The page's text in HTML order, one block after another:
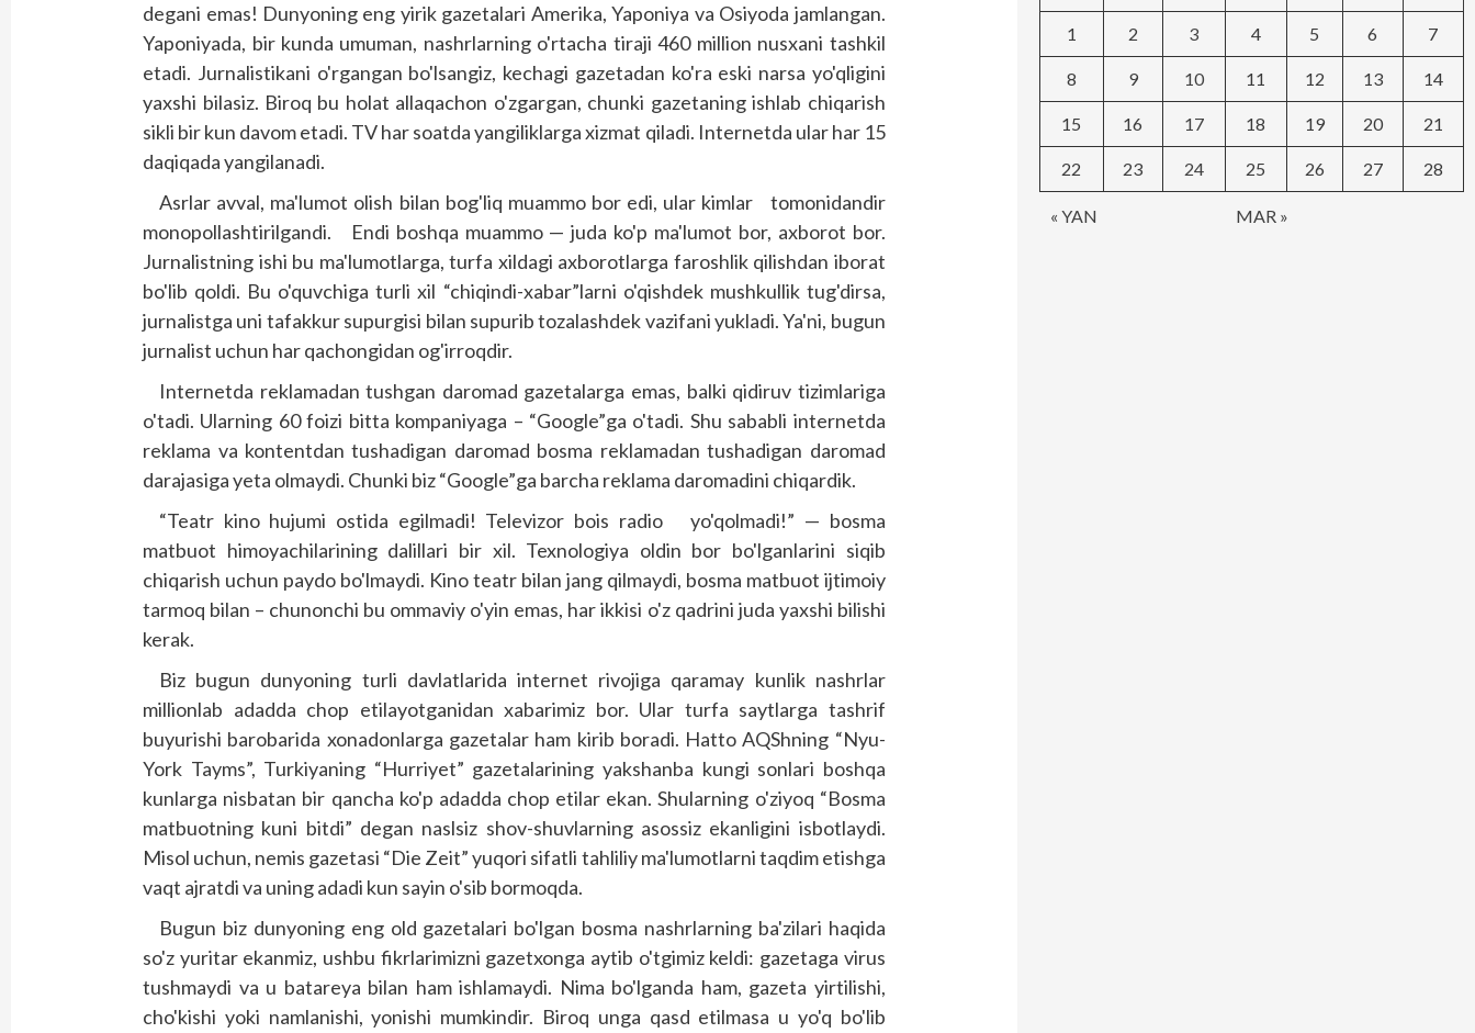
degani emas! Dunyoning eng yirik gazetalari Amerika, Yaponiya va Osiyoda jamlangan.
Yaponiyada, bir kunda umuman, nashrlarning o'rtacha tiraji 460 million nusxani tashkil
etadi. Jurnalistikani o'rgangan bo'lsangiz, kechagi gazetadan ko'ra eski narsa yo'qligini
yaxshi bilasiz. Biroq bu holat allaqachon o'zgargan, chunki gazetaning ishlab chiqarish
sikli bir kun davom etadi. TV har soatda yangiliklarga xizmat qiladi. Internetda ular har 15
daqiqada yangilanadi.
Asrlar avval, ma'lumot olish bilan bog'liq muammo bor edi, ular kimlar tomonidandir
monopollashtirilgandi. Endi boshqa muammo — juda ko'p ma'lumot bor, axborot bor.
Jurnalistning ishi bu ma'lumotlarga, turfa xildagi axborotlarga faroshlik qilishdan iborat
bo'lib qoldi. Bu o'quvchiga turli xil “chiqindi-xabar”larni o'qishdek mushkullik tug'dirsa,
jurnalistga uni tafakkur supurgisi bilan supurib tozalashdek vazifani yukladi. Ya'ni, bugun
jurnalist uchun har qachongidan og'irroqdir.
Internetda reklamadan tushgan daromad gazetalarga emas, balki qidiruv tizimlariga
o'tadi. Ularning 60 foizi bitta kompaniyaga – “Google”ga o'tadi. Shu sababli internetda
reklama va kontentdan tushadigan daromad bosma reklamadan tushadigan daromad
darajasiga yeta olmaydi. Chunki biz “Google”ga barcha reklama daromadini chiqardik.
“Teatr kino hujumi ostida egilmadi! Televizor bois radio yo'qolmadi!” — bosma
matbuot himoyachilarining dalillari bir xil. Texnologiya oldin bor bo'lganlarini siqib
chiqarish uchun paydo bo'lmaydi. Kino teatr bilan jang qilmaydi, bosma matbuot ijtimoiy
tarmoq bilan – chunonchi bu ommaviy o'yin emas, har ikkisi o'z qadrini juda yaxshi bilishi
kerak.
Biz bugun dunyoning turli davlatlarida internet rivojiga qaramay kunlik nashrlar
millionlab adadda chop etilayotganidan xabarimiz bor. Ular turfa saytlarga tashrif
buyurishi barobarida xonadonlarga gazetalar ham kirib boradi. Hatto AQShning “Nyu-
York Tayms”, Turkiyaning “Hurriyet” gazetalarining yakshanba kungi sonlari boshqa
kunlarga nisbatan bir qancha ko'p adadda chop etilar ekan. Shularning o'ziyoq “Bosma
matbuotning kuni bitdi” degan naslsiz shov-shuvlarning asossiz ekanligini isbotlaydi.
Misol uchun, nemis gazetasi “Die Zeit” yuqori sifatli tahliliy ma'lumotlarni taqdim etishga
vaqt ajratdi va uning adadi kun sayin o'sib bormoqda.
Bugun biz dunyoning eng old gazetalari bo'lgan bosma nashrlarning ba'zilari haqida
so'z yuritar ekanmiz, ushbu fikrlarimizni gazetxonga aytib o'tgimiz keldi: gazetaga virus
tushmaydi va u batareya bilan ham ishlamaydi. Nima bo'lganda ham, gazeta yirtilishi,
cho'kishi yoki namlanishi, yonishi mumkindir. Biroq unga qasd etilmasa u yo'q bo'lib
« YAN MAR »
1 2 3 4 5 6 7
8 9 10 11 12 13 14
15 16 17 18 19 20 21
22 23 24 25 26 27 28